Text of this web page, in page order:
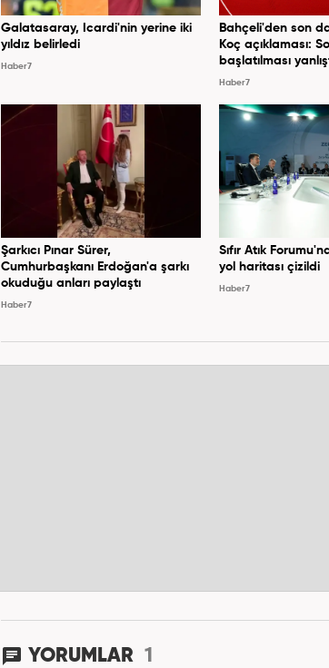
Galatasaray, Icardi'nin yerine iki
yıldız belirledi
Haber7
Bahçeli'den son
Koç açıklaması:
başlatılması
Haber7
Şarkıcı Pınar Sürer,
Cumhurbaşkanı Erdoğan'a şarkı
okuduğu anları paylaştı
Haber7
Sıfır Atık
yol haritası çizildi
Haber7
YORUMLAR 1